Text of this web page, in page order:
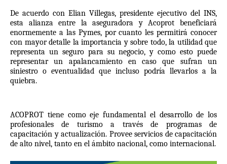
De acuerdo con Elian Villegas, presidente ejecutivo del INS,
esta alianza entre la aseguradora y Acoprot beneficiará
enormemente a las Pymes, por cuanto les permitirá conocer
con mayor detalle la importancia y sobre todo, la utilidad que
representa un seguro para su negocio, y como esto puede
representar un apalancamiento en caso que sufran un
siniestro o eventualidad que incluso podría llevarlos a la
quiebra.
ACOPROT tiene como eje fundamental el desarrollo de los
profesionales de turismo a través de programas de
capacitación y actualización. Provee servicios de capacitación